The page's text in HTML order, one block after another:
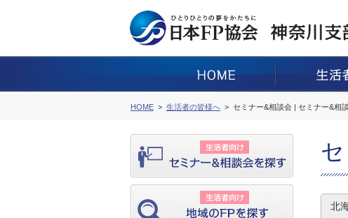
HOME 生活者の皆様へ セミナー&相談会 | セミナー&相
北